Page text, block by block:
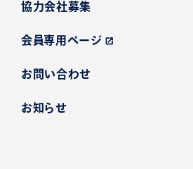
協力会社募集
会員専用ページ open_in_new
お問い合わせ
お知らせ